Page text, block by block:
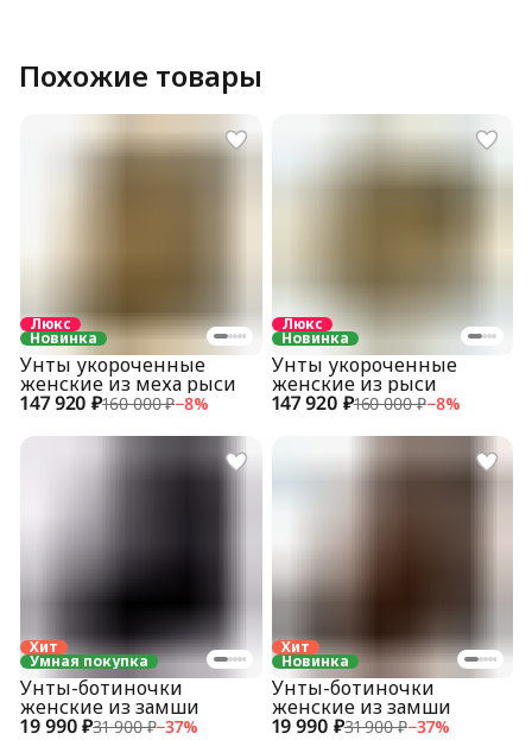
Похожие товары
Люкс
Новинка
147 920 ₽160 000 ₽−8%
Унты укороченные
женские из меха рыси
Люкс
Новинка
147 920 ₽160 000 ₽−8%
Унты укороченные
женские из рыси
Хит
Умная покупка
19 990 ₽31 900 ₽−37%
Унты-ботиночки
женские из замши
Хит
Новинка
19 990 ₽31 900 ₽−37%
Унты-ботиночки
женские из замши